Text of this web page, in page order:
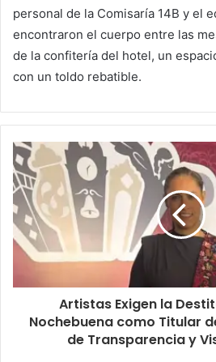
personal de la Comisaría 14B y el
encontraron el cuerpo entre las
de la confitería del hotel, un
con un toldo rebatible.
Artistas Exigen la
Nochebuena como Titular
de Transparencia y